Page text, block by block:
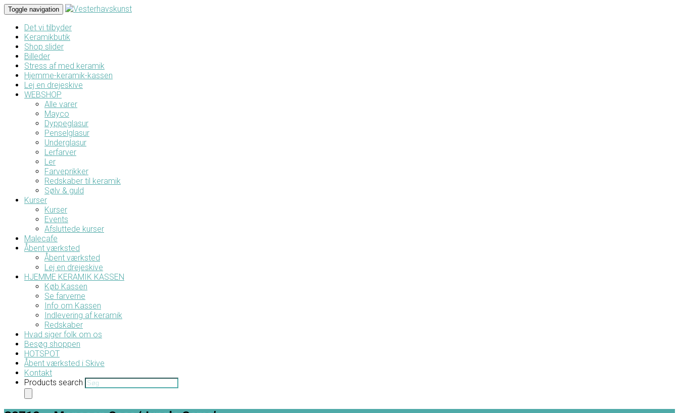
Toggle navigation
Det vi tilbyder
Keramikbutik
Shop slider
Billeder
Stress af med keramik
Hjemme-keramik-kassen
Lej en drejeskive
WEBSHOP
Alle varer
Mayco
Dyppeglasur
Penselglasur
Underglasur
Lerfarver
Ler
Farveprikker
Redskaber til keramik
Sølv & guld
Kurser
Kurser
Events
Afsluttede kurser
Malecafe
Åbent værksted
Åbent værksted
Lej en drejeskive
HJEMME KERAMIK KASSEN
Køb Kassen
Se farverne
Info om Kassen
Indlevering af keramik
Redskaber
Hvad siger folk om os
Besøg shoppen
HOTSPOT
Åbent værksted i Skive
Kontakt
Products search